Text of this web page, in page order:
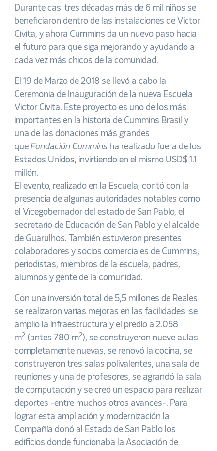
Durante casi tres décadas más de 6 mil niños se
beneficiaron dentro de las instalaciones de Victor
Civita, y ahora Cummins da un nuevo paso hacia
el futuro para que siga mejorando y ayudando a
cada vez más chicos de la comunidad.
El 19 de Marzo de 2018 se llevó a cabo la
Ceremonia de Inauguración de la nueva Escuela
Victor Civita. Este proyecto es uno de los más
importantes en la historia de Cummins Brasil y
una de las donaciones más grandes
que Fundación Cummins ha realizado fuera de los
Estados Unidos, invirtiendo en el mismo USD$ 1.1
millón.
El evento, realizado en la Escuela, contó con la
presencia de algunas autoridades notables como
el Vicegobernador del estado de San Pablo, el
secretario de Educación de San Pablo y el alcalde
de Guarulhos. También estuvieron presentes
colaboradores y socios comerciales de Cummins,
periodistas, miembros de la escuela, padres,
alumnos y gente de la comunidad.
Con una inversión total de 5,5 millones de Reales
se realizaron varias mejoras en las facilidades: se
amplío la infraestructura y el predio a 2.058
m2 (antes 780 m2), se construyeron nueve aulas
completamente nuevas, se renovó la cocina, se
construyeron tres salas polivalentes, una sala de
reuniones y una de profesores, se agrandó la sala
de computación y se creó un espacio para realizar
deportes -entre muchos otros avances-. Para
lograr esta ampliación y modernización la
Compañía donó al Estado de San Pablo los
edificios donde funcionaba la Asociación de